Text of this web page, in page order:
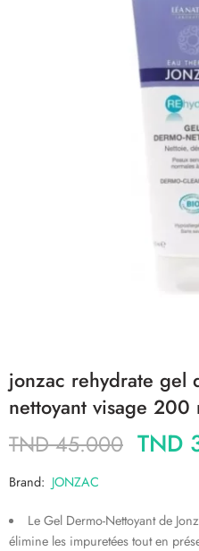
jonzac rehydrate gel
nettoyant visage 200
TND45.000 TND
Brand: JONZAC
Le Gel Dermo-Nettoyant de
élimine les impuretées tout en